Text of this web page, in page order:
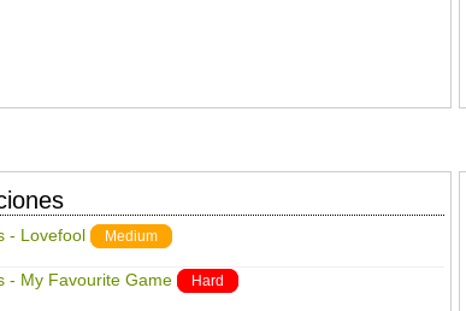
- Lovefool Medium
- My Favourite Game Hard